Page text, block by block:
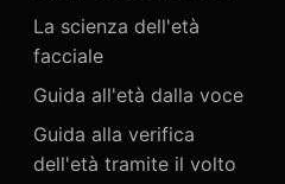
La scienza dell'età
facciale
Guida all'età dalla voce
Guida alla verifica
dell'età tramite il volto